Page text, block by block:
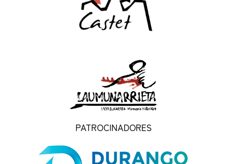
PATROCINADORES